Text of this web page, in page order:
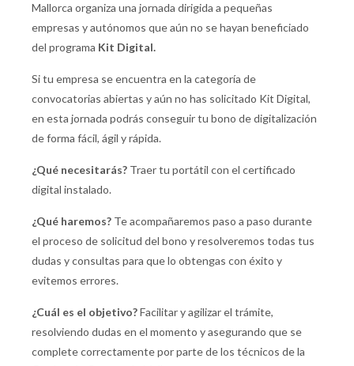
Mallorca organiza una jornada dirigida a pequeñas
empresas y autónomos que aún no se hayan beneficiado
del programa Kit Digital.
Si tu empresa se encuentra en la categoría de
convocatorias abiertas y aún no has solicitado Kit Digital,
en esta jornada podrás conseguir tu bono de digitalización
de forma fácil, ágil y rápida.
¿Qué necesitarás? Traer tu portátil con el certificado
digital instalado.
¿Qué haremos? Te acompañaremos paso a paso durante
el proceso de solicitud del bono y resolveremos todas tus
dudas y consultas para que lo obtengas con éxito y
evitemos errores.
¿Cuál es el objetivo?Facilitar y agilizar el trámite,
resolviendo dudas en el momento y asegurando que se
complete correctamente por parte de los técnicos de la